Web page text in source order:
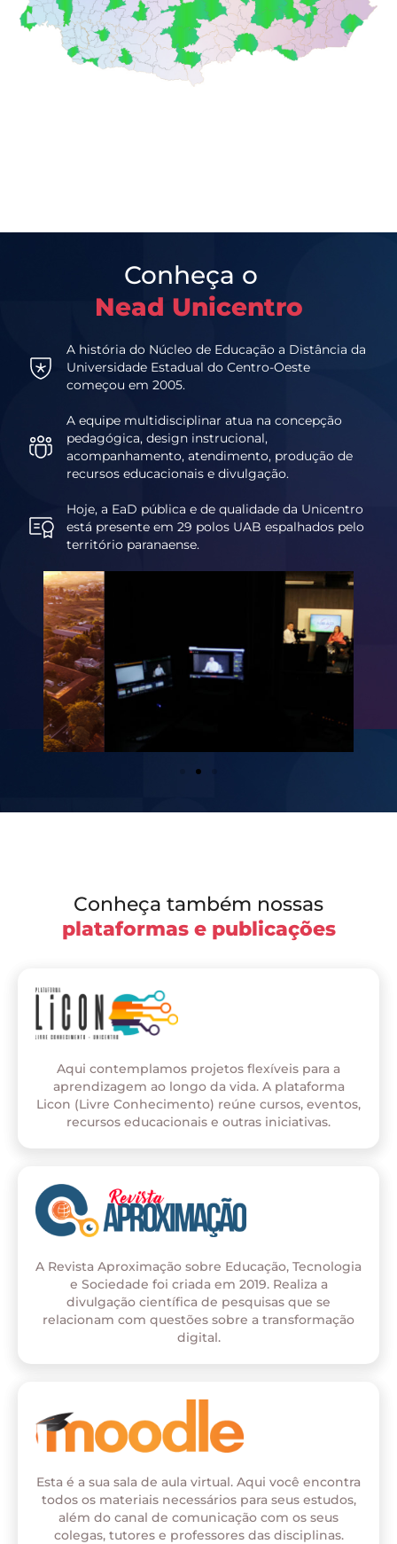
Conheça o
Nead Unicentro
A história do Núcleo de Educação a Distância da
Universidade Estadual do Centro-Oeste
começou em 2005.
A equipe multidisciplinar atua na concepção
pedagógica, design instrucional,
acompanhamento, atendimento, produção de
recursos educacionais e divulgação.
Hoje, a EaD pública e de qualidade da Unicentro
está presente em 29 polos UAB espalhados pelo
território paranaense.
Conheça também nossas
plataformas e publicações
Aqui contemplamos projetos flexíveis para a
aprendizagem ao longo da vida. A plataforma
Licon (Livre Conhecimento) reúne cursos, eventos,
recursos educacionais e outras iniciativas.
A Revista Aproximação sobre Educação, Tecnologia
e Sociedade foi criada em 2019. Realiza a
divulgação científica de pesquisas que se
relacionam com questões sobre a transformação
digital.
Esta é a sua sala de aula virtual. Aqui você encontra
todos os materiais necessários para seus estudos,
além do canal de comunicação com os seus
colegas, tutores e professores das disciplinas.